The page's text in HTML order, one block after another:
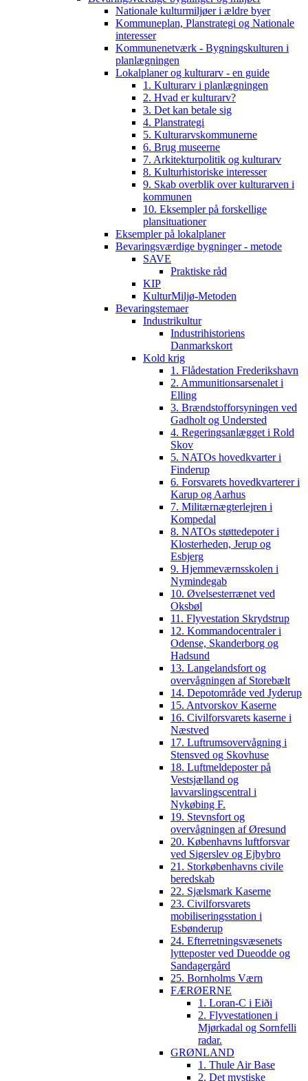
Nationale kulturmiljøer i ældre byer
Kommuneplan, Planstrategi og Nationale
interesser
Kommunenetværk - Bygningskulturen i
planlægningen
Lokalplaner og kulturarv - en guide
1. Kulturarv i planlægningen
2. Hvad er kulturarv?
3. Det kan betale sig
4. Planstrategi
5. Kulturarvskommunerne
6. Brug museerne
7. Arkitekturpolitik og kulturarv
8. Kulturhistoriske interesser
9. Skab overblik over kulturarven i
kommunen
10. Eksempler på forskellige
plansituationer
Eksempler på lokalplaner
Bevaringsværdige bygninger - metode
SAVE
Praktiske råd
KIP
KulturMiljø-Metoden
Bevaringstemaer
Industrikultur
Industrihistoriens
Danmarkskort
Kold krig
1. Flådestation Frederikshavn
2. Ammunitionsarsenalet i
Elling
3. Brændstofforsyningen ved
Gadholt og Understed
4. Regeringsanlægget i Rold
Skov
5. NATOs hovedkvarter i
Finderup
6. Forsvarets hovedkvarterer i
Karup og Aarhus
7. Militærnægterlejren i
Kompedal
8. NATOs støttedepoter i
Klosterheden, Jerup og
Esbjerg
9. Hjemmeværnsskolen i
Nymindegab
10. Øvelsesterrænet ved
Oksbøl
11. Flyvestation Skrydstrup
12. Kommandocentraler i
Odense, Skanderborg og
Hadsund
13. Langelandsfort og
overvågningen af Storebælt
14. Depotområde ved Jyderup
15. Antvorskov Kaserne
16. Civilforsvarets kaserne i
Næstved
17. Luftrumsovervågning i
Stensved og Skovhuse
18. Luftmeldeposter på
Vestsjælland og
lavvarslingscentral i
Nykøbing F.
19. Stevnsfort og
overvågningen af Øresund
20. Københavns luftforsvar
ved Sigerslev og Ejbybro
21. Storkøbenhavns civile
beredskab
22. Sjælsmark Kaserne
23. Civilforsvarets
mobiliseringsstation i
Esbønderup
24. Efterretningsvæsenets
lytteposter ved Dueodde og
Sandagergård
25. Bornholms Værn
FÆRØERNE
1. Loran-C i Eiði
2. Flyvestationen i
Mjørkadal og Sornfelli
radar.
GRØNLAND
1. Thule Air Base
2. Det mystiske